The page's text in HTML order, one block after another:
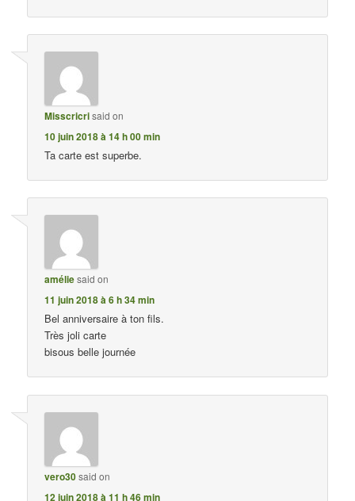
Misscricrisaid on
10 juin 2018 à 14 h 00 min
Ta carte est superbe.
améliesaid on
11 juin 2018 à 6 h 34 min
Bel anniversaire à ton fils.
Très joli carte
bisous belle journée
vero30said on
12 juin 2018 à 11 h 46 min